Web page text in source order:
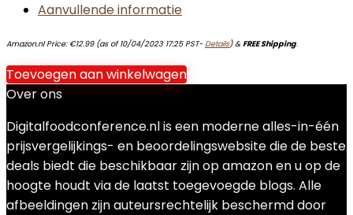
Aanvullende informatie
Amazon.nl Price: €12.99(as of 10/04/2023 17:25 PST-Details)&FREE Shipping.
Toevoegen aan winkelwagen
Over ons
Digitalfoodconference.nl is een moderne alles-in-één
prijsvergelijkings- en beoordelingswebsite die de beste
deals biedt die beschikbaar zijn op amazon en u op de
hoogte houdt via de laatst toegevoegde blogs. Alle
afbeeldingen zijn auteursrechtelijk beschermd door